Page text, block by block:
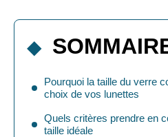
Pourquoi la taille du verre
choix de vos lunettes
Quels critères prendre en
taille idéale